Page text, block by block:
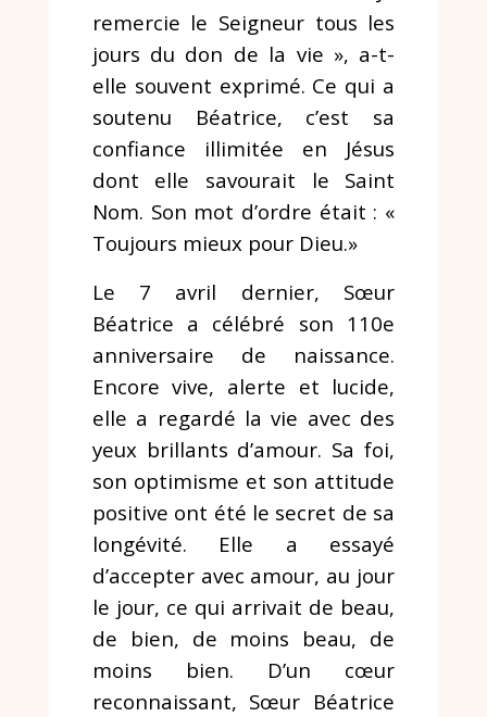
remercie le Seigneur tous les
jours du don de la vie », a-t-
elle souvent exprimé. Ce qui a
soutenu Béatrice, c’est sa
confiance illimitée en Jésus
dont elle savourait le Saint
Nom. Son mot d’ordre était : «
Toujours mieux pour Dieu.»
Le 7 avril dernier, Sœur
Béatrice a célébré son 110e
anniversaire de naissance.
Encore vive, alerte et lucide,
elle a regardé la vie avec des
yeux brillants d’amour. Sa foi,
son optimisme et son attitude
positive ont été le secret de sa
longévité. Elle a essayé
d’accepter avec amour, au jour
le jour, ce qui arrivait de beau,
de bien, de moins beau, de
moins bien. D’un cœur
reconnaissant, Sœur Béatrice